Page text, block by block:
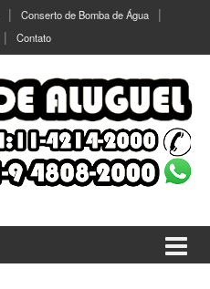
Conserto de Bomba de Água
Contato